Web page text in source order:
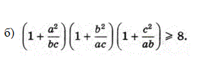
Психология